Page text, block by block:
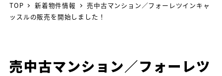
TOP 新着物件情報
売中古マンション／フォーレツインキャ
ッスルの販売を開始しました！
売中古マンション／フォーレツ